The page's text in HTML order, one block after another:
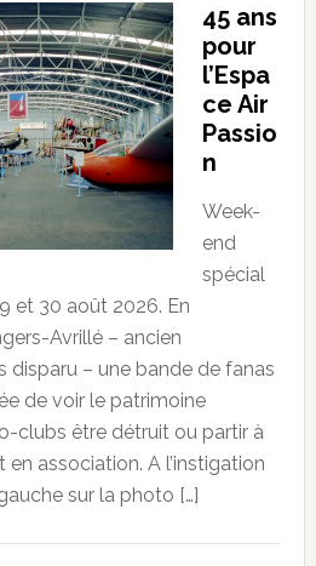
45 ans
pour
l’Espa
ce Air
Passio
n
Week-
end
spécial
et 30 août 2026. En
Avrillé – ancien
disparu – une bande de fanas
de voir le patrimoine
clubs être détruit ou partir à
en association. A l’instigation
sur la photo […]